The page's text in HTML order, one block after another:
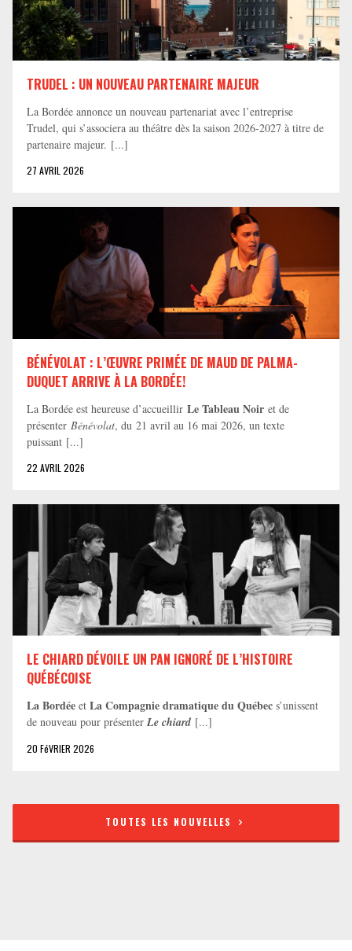
TRUDEL : UN NOUVEAU PARTENAIRE MAJEUR
La Bordée annonce un nouveau partenariat avec l’entreprise
Trudel, qui s’associera au théâtre dès la saison 2026-2027 à titre de
partenaire majeur. [...]
27 AVRIL 2026
BÉNÉVOLAT : L’ŒUVRE PRIMÉE DE MAUD DE PALMA-
DUQUET ARRIVE À LA BORDÉE!
La Bordée est heureuse d’accueillir Le Tableau Noir et de
présenter Bénévolat, du 21 avril au 16 mai 2026, un texte
puissant [...]
22 AVRIL 2026
LE CHIARD DÉVOILE UN PAN IGNORÉ DE L’HISTOIRE
QUÉBÉCOISE
La Bordée et La Compagnie dramatique du Québec s’unissent
de nouveau pour présenter Le chiard [...]
20 FéVRIER 2026
TOUTES LES NOUVELLES